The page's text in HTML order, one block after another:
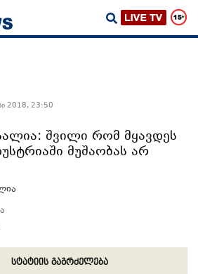
2018, 23:50
შვილი რომ მყავდეს
მუშაობას არ
სტატიის გაგრძელება